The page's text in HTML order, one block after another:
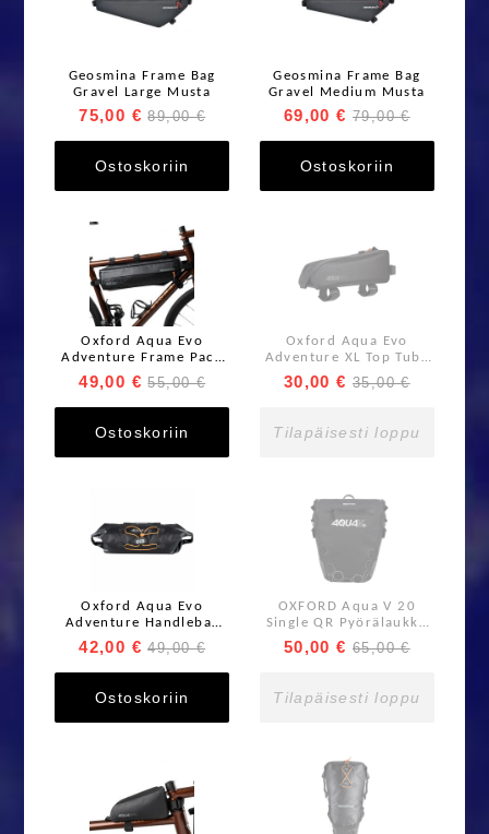
Geosmina Frame Bag
Gravel Large Musta
75,00 € 89,00 €
Ostoskoriin
Geosmina Frame Bag
Gravel Medium Musta
69,00 € 79,00 €
Ostoskoriin
Oxford Aqua Evo
Adventure Frame Pack
4L Black
49,00 € 55,00 €
Ostoskoriin
Oxford Aqua Evo
Adventure XL Top Tube
Pack 3L Black
30,00 € 35,00 €
Tilapäisesti loppu
Oxford Aqua Evo
Adventure Handlebar
Pack Tankolaukku 9L
Black
42,00 € 49,00 €
Ostoskoriin
OXFORD Aqua V 20
Single QR Pyörälaukku
Musta
50,00 € 65,00 €
Tilapäisesti loppu